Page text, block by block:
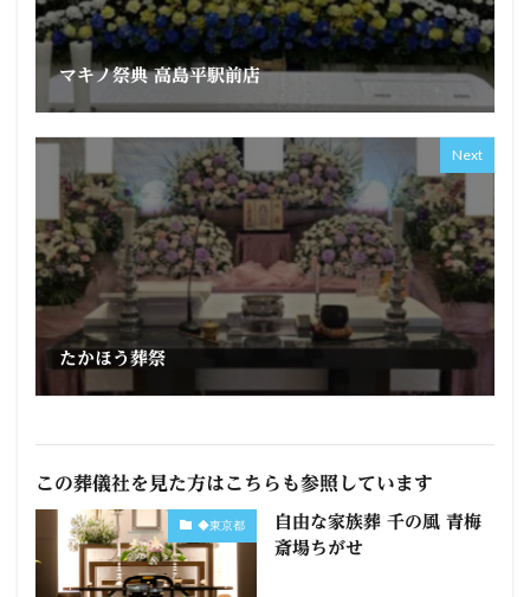
マキノ祭典 高島平駅前店
Next
たかほう葬祭
この葬儀社を見た方はこちらも参照しています
◆東京都
自由な家族葬 千の風 青梅
斎場ちがせ